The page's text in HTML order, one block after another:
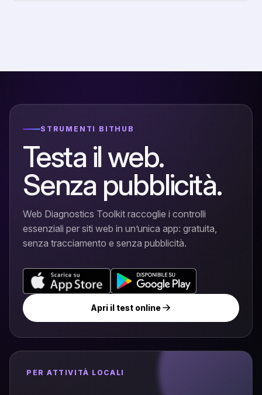
STRUMENTI BITHUB
Testa il web.
Senza pubblicità.
Web Diagnostics Toolkit raccoglie i controlli
essenziali per siti web in un’unica app: gratuita,
senza tracciamento e senza pubblicità.
Apri il test online
PER ATTIVITÀ LOCALI